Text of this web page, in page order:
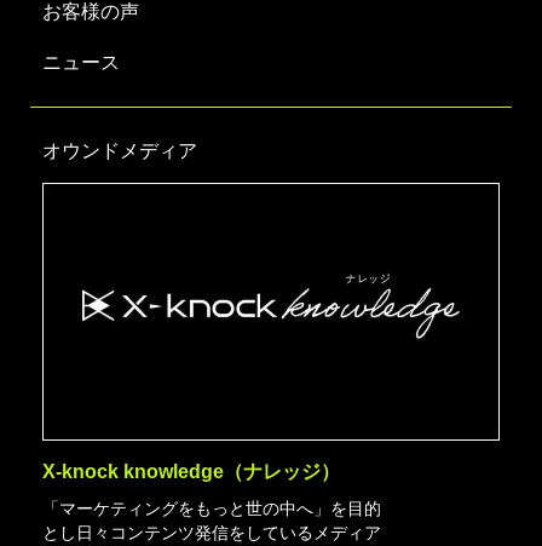
お客様の声
ニュース
オウンドメディア
X-knock knowledge（ナレッジ）
「マーケティングをもっと世の中へ」を目的
とし日々コンテンツ発信をしているメディア